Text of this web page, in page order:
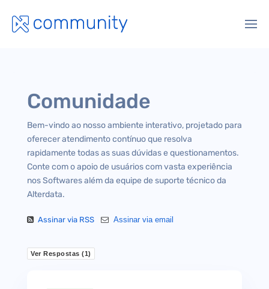
Comunidade
Bem-vindo ao nosso ambiente interativo, projetado para
oferecer atendimento contínuo que resolva
rapidamente todas as suas dúvidas e questionamentos.
Conte com o apoio de usuários com vasta experiência
nos Softwares além da equipe de suporte técnico da
Alterdata.
Assinar via RSS Assinar via email
Ver Respostas (1)